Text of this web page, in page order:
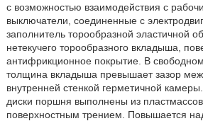
с возможностью взаимодействия с
выключатели, соединенные с
заполнитель торообразной эластичной
нетекучего торообразного вкладыша,
антифрикционное покрытие. В
толщина вкладыша превышает зазор
внутренней стенкой герметичной
диски поршня выполнены из
поверхностным трением. Повышается